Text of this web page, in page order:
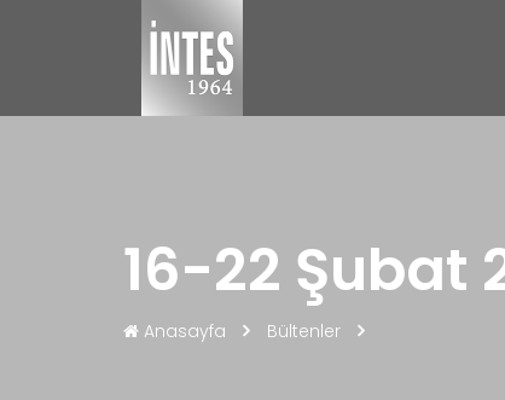
16-22 Şubat
Anasayfa Bültenler